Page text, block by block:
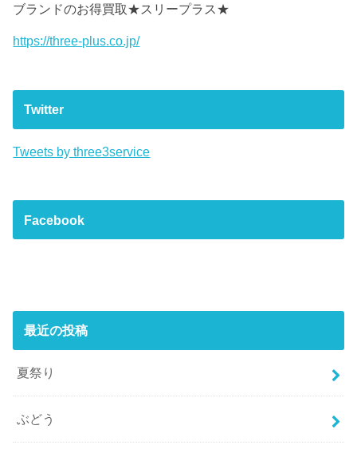
ブランドのお得買取★スリープラス★
https://three-plus.co.jp/
Twitter
Tweets by three3service
Facebook
最近の投稿
夏祭り
ぶどう